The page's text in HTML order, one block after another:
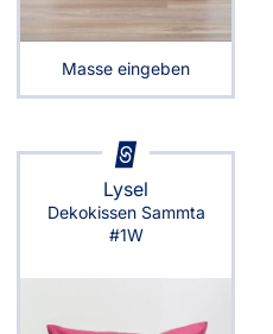
Masse eingeben
Lysel
Dekokissen Sammta
#1W